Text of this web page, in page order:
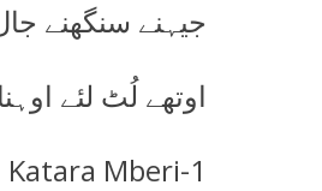
جیہنے سنگھنے
اوتھے لُٹ لئے
1-Antar Sudan Katara Mberi